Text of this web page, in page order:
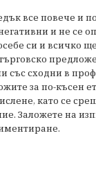
все повече и
и не се
си и всичко
със сходни в
за по-късен
като се
Заложете на